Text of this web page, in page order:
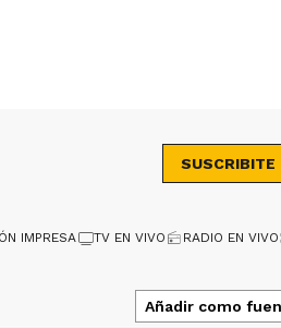
SUSCRIBITE
IMPRESA TV EN VIVO RADIO EN VIVO
Añadir como